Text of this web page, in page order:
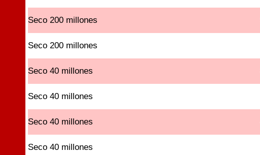
Seco 200 millones
Seco 200 millones
Seco 40 millones
Seco 40 millones
Seco 40 millones
Seco 40 millones